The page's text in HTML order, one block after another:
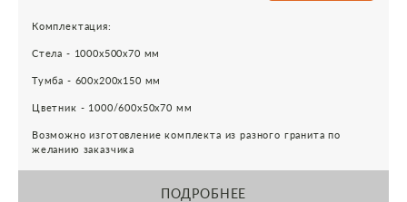
Комплектация:
Стела - 1000х500х70 мм
Тумба - 600х200х150 мм
Цветник - 1000/600х50х70 мм
Возможно изготовление комплекта из разного гранита по
желанию заказчика
ПОДРОБНЕЕ